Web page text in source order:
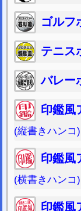
ゴルフ
テニス
バレー
印鑑風
(縦書きハンコ)
印鑑風
(横書きハンコ)
印鑑風